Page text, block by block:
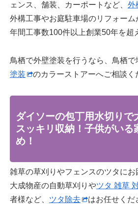
ェンス、舗装、カーポートなど、 外
外構工事やお庭駐車場のリフォーム
年間工事数100件以上創業50年を超
鳥栖で外壁塗装を行うなら、鳥栖で
塗装
のカラーストアーへご相談く
ダイソーの包丁用水切りで
スッキリ収納！子供がいる
め！
雑草の草刈りやフェンスのツタに
大成物産の自動草刈りやツタ 雑草
者様など、 ツタ除去 はお任せくだ